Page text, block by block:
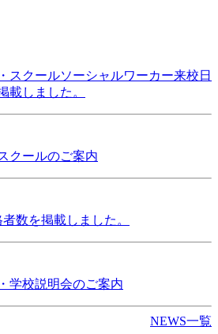
スクールソーシャルワーカー来校日
載しました。
クールのご案内
数を掲載しました。
校説明会のご案内
NEWS一覧